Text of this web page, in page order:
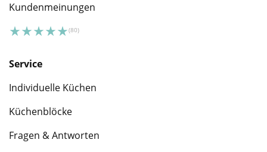
Kundenmeinungen
Service
Individuelle Küchen
Küchenblöcke
Fragen & Antworten